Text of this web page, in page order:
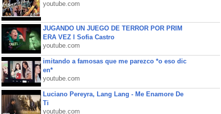
youtube.com
JUGANDO UN JUEGO DE TERROR POR PRIM
ERA VEZ l Sofia Castro
youtube.com
imitando a famosas que me parezco *o eso dic
en*
youtube.com
Luciano Pereyra, Lang Lang - Me Enamore De
Ti
youtube.com